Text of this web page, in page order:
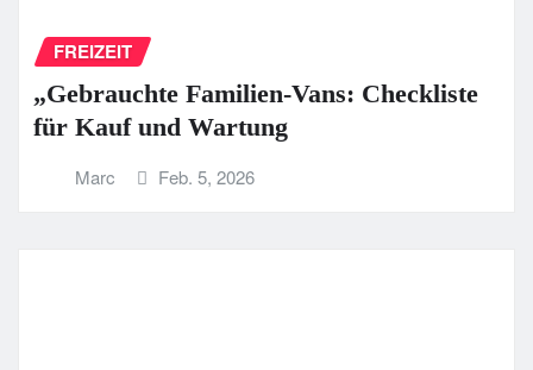
FREIZEIT
„Gebrauchte Familien-Vans: Checkliste
für Kauf und Wartung
Marc Feb. 5, 2026